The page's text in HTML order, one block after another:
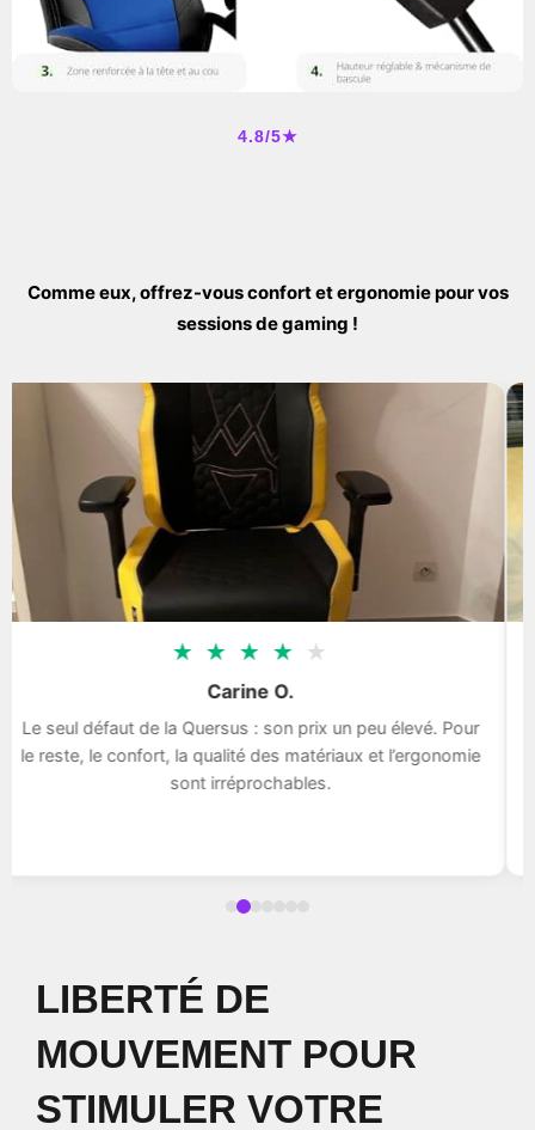
4.8/5★
Comme eux, offrez-vous confort et ergonomie pour vos
sessions de gaming !
★ ★ ★ ★ ★
Carine O.
Le seul défaut de la Quersus : son prix un peu élevé. Pour
le reste, le confort, la qualité des matériaux et l’ergonomie
sont irréprochables.
LIBERTÉ DE
MOUVEMENT POUR
STIMULER VOTRE